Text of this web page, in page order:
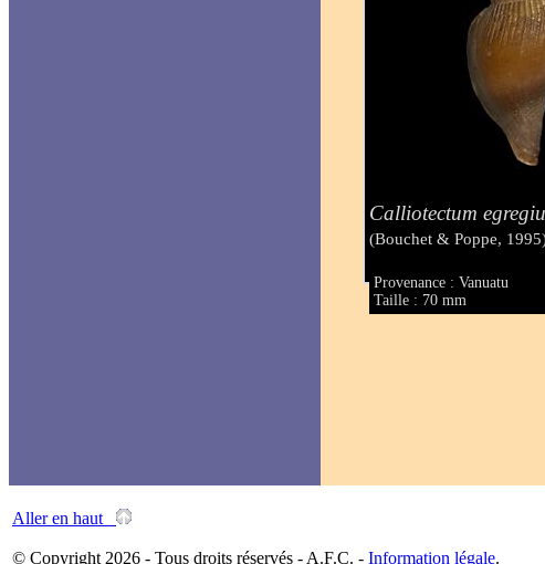
Calliotectum
(Bouchet & Poppe,
Provenance : Vanuatu
Taille : 70 mm
Aller en haut
© Copyright 2026 - Tous droits réservés - A.F.C. - Information légale.